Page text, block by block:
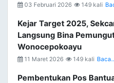
03 Februari 2026 149 kali
Kejar Target 2025,
Langsung Bina
Wonocepokoayu
11 Maret 2026 149 kali
Pembentukan Pos